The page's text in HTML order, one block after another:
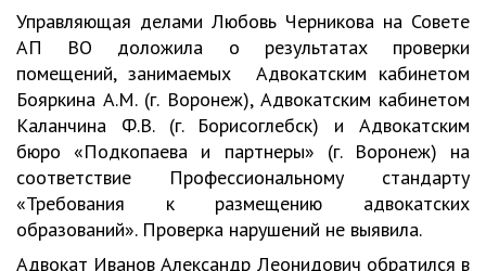
Управляющая делами Любовь Черникова на Совете
АП ВО доложила о результатах проверки
помещений, занимаемых Адвокатским кабинетом
Бояркина А.М. (г. Воронеж), Адвокатским кабинетом
Каланчина Ф.В. (г. Борисоглебск) и Адвокатским
бюро «Подкопаева и партнеры» (г. Воронеж) на
соответствие Профессиональному стандарту
«Требования к размещению адвокатских
образований». Проверка нарушений не выявила.
Адвокат Иванов Александр Леонидович обратился в